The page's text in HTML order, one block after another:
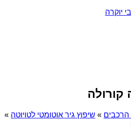
יוקרה
קורולה
הרכבים » שיפוץ גיר אוטומטי לטויוטה »